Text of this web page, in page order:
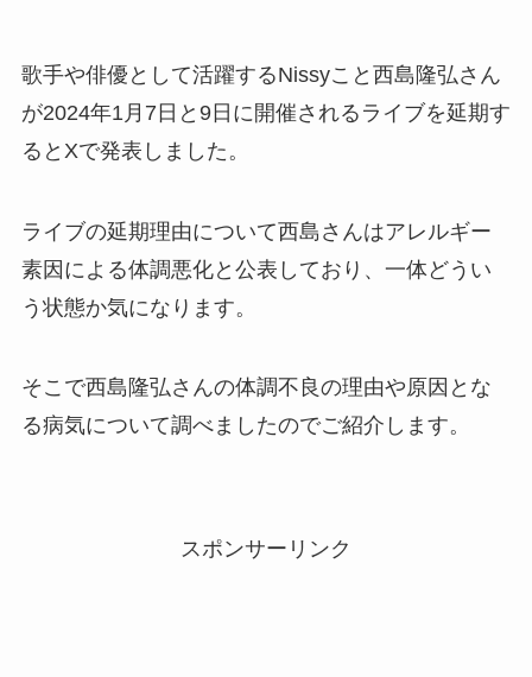
歌手や俳優として活躍するNissyこと西島隆弘さん
が2024年1月7日と9日に開催されるライブを延期す
るとXで発表しました。
ライブの延期理由について西島さんはアレルギー
素因による体調悪化と公表しており、一体どうい
う状態か気になります。
そこで西島隆弘さんの体調不良の理由や原因とな
る病気について調べましたのでご紹介します。
スポンサーリンク